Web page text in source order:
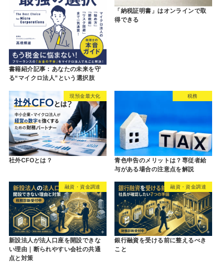
書籍紹介記事：あなたの未来を守
る“マイクロ法人”という選択肢
「納税証明書」はオンラインで取
得できる
現預金最大化
社外CFOとは？
税務
青色申告のメリットは？専従者給
与がある場合の注意点を解説
融資・資金調達
新設法人が法人口座を開設できな
い理由｜断られやすい会社の共通
点と対策
融資・資金調達
銀行融資を受ける前に整えるべき
こと